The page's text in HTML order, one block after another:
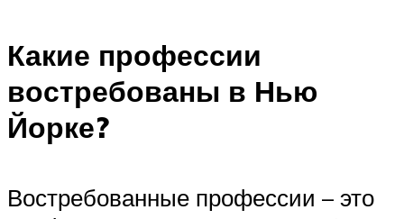
Какие профессии
востребованы в Нью
Йорке?
Востребованные профессии – это